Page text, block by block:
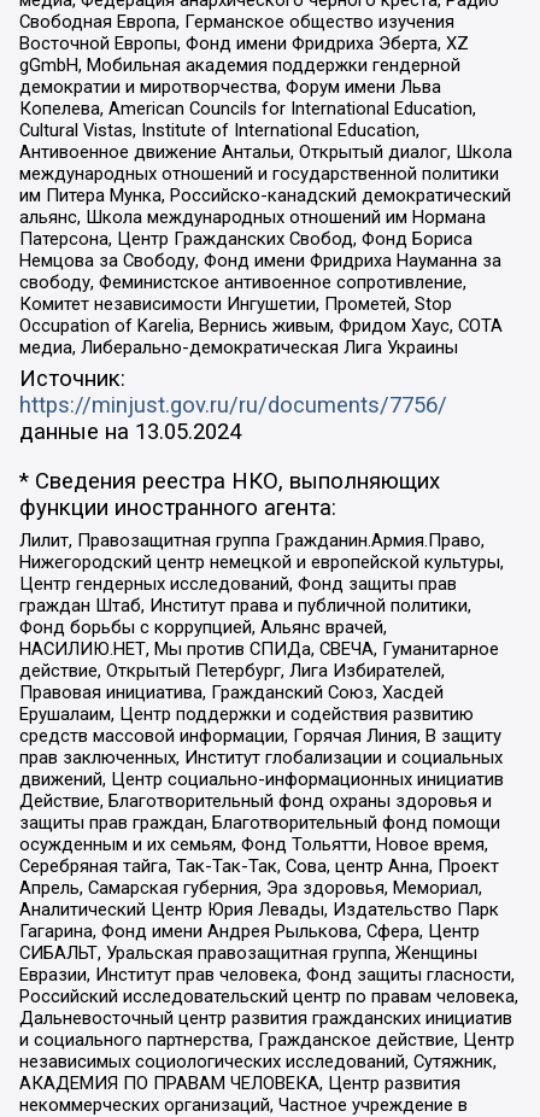
Свободная Европа, Германское общество изучения
Восточной Европы, Фонд имени Фридриха Эберта, XZ
gGmbH, Мобильная академия поддержки гендерной
демократии и миротворчества, Форум имени Льва
Копелева, American Councils for International Education,
Cultural Vistas, Institute of International Education,
Антивоенное движение Антальи, Открытый диалог, Школа
международных отношений и государственной политики
им Питера Мунка, Российско-канадский демократический
альянс, Школа международных отношений им Нормана
Патерсона, Центр Гражданских Свобод, Фонд Бориса
Немцова за Свободу, Фонд имени Фридриха Науманна за
свободу, Феминистское антивоенное сопротивление,
Комитет независимости Ингушетии, Прометей, Stop
Occupation of Karelia, Вернись живым, Фридом Хаус, СОТА
медиа, Либерально-демократическая Лига Украины
Источник:
https://minjust.gov.ru/ru/documents/7756/
данные на 13.05.2024
* Сведения реестра НКО, выполняющих
функции иностранного агента:
Лилит, Правозащитная группа Гражданин.Армия.Право,
Нижегородский центр немецкой и европейской культуры,
Центр гендерных исследований, Фонд защиты прав
граждан Штаб, Институт права и публичной политики,
Фонд борьбы с коррупцией, Альянс врачей,
НАСИЛИЮ.НЕТ, Мы против СПИДа, СВЕЧА, Гуманитарное
действие, Открытый Петербург, Лига Избирателей,
Правовая инициатива, Гражданский Союз, Хасдей
Ерушалаим, Центр поддержки и содействия развитию
средств массовой информации, Горячая Линия, В защиту
прав заключенных, Институт глобализации и социальных
движений, Центр социально-информационных инициатив
Действие, Благотворительный фонд охраны здоровья и
защиты прав граждан, Благотворительный фонд помощи
осужденным и их семьям, Фонд Тольятти, Новое время,
Серебряная тайга, Так-Так-Так, Сова, центр Анна, Проект
Апрель, Самарская губерния, Эра здоровья, Мемориал,
Аналитический Центр Юрия Левады, Издательство Парк
Гагарина, Фонд имени Андрея Рылькова, Сфера, Центр
СИБАЛЬТ, Уральская правозащитная группа, Женщины
Евразии, Институт прав человека, Фонд защиты гласности,
Российский исследовательский центр по правам человека,
Дальневосточный центр развития гражданских инициатив
и социального партнерства, Гражданское действие, Центр
независимых социологических исследований, Сутяжник,
АКАДЕМИЯ ПО ПРАВАМ ЧЕЛОВЕКА, Центр развития
некоммерческих организаций, Частное учреждение в